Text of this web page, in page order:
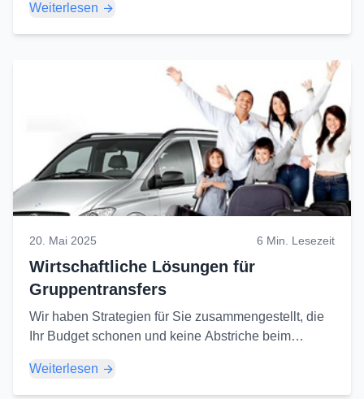
gestalten...
Weiterlesen
20. Mai 2025 6 Min. Lesezeit
Wirtschaftliche Lösungen für
Gruppentransfers
Wir haben Strategien für Sie zusammengestellt, die
Ihr Budget schonen und keine Abstriche beim
Gruppen organisieren...
Weiterlesen